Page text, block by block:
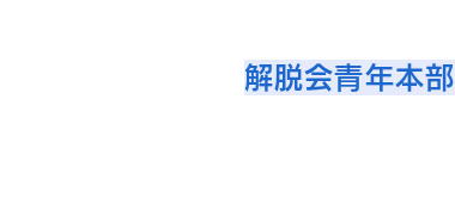
解脱会青年本部